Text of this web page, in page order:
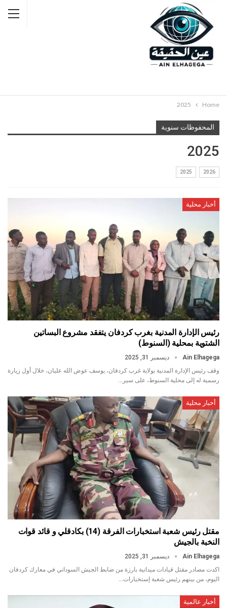
Home
2025
المحفوظات سنوية
2025
2026
2025
أخبار محلية
رئيس الإدارة المدنية بغرب كردفان يتفقد مشروع البساتين
الشتوية بمحلية (السنوط)
Ain Elhagega
ديسمبر 31, 2025
وقف رئيس الإدارة المدنية بولاية غرب كردفان، يوسف عوض الله عليان، خلال أول زيارة
رسمية له إلى محلية السنوط، على سير…
أخبار محلية
مقتل رئيس شعبة استخبارات الفرقة (14) بكادقلي و قائد قوات
النخبة بالجيش
Ain Elhagega
ديسمبر 31, 2025
اكدت مصادر مقتل قيادات ميدانية بارزة من ضابط الجيش السوداني في معارك كردفان
اليوم، من بينهم رئيس شعبة إستخبارات…
أخبار عالمية